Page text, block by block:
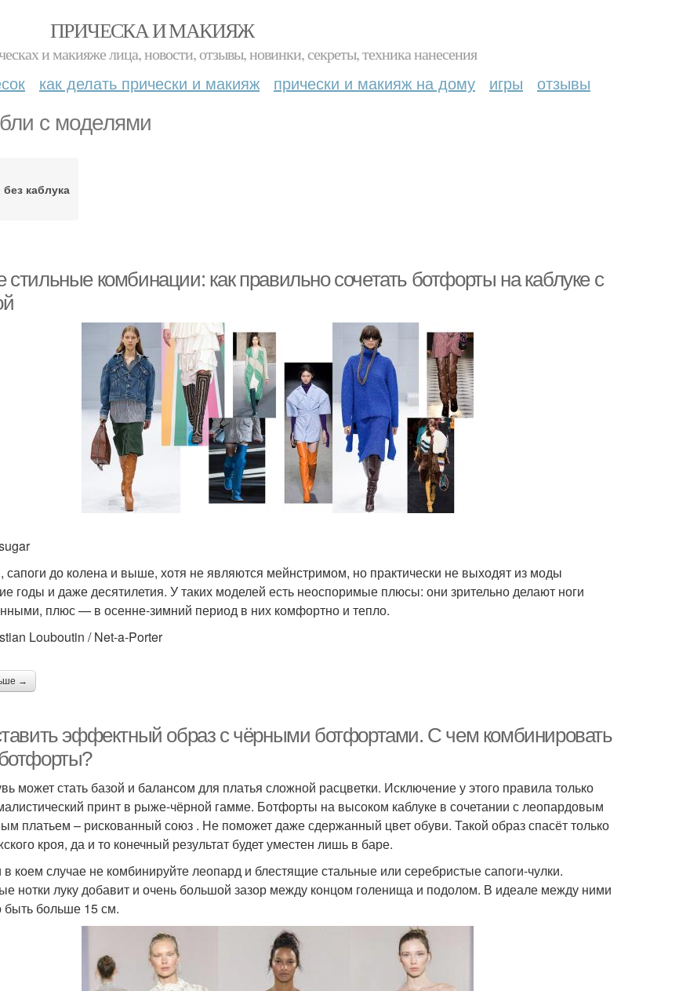
ПРИЧЕСКА И МАКИЯЖ
и макияже лица, новости, отзывы, новинки, секреты, техника нанесения
как делать прически и макияж прически и макияж на дому игры отзывы
с моделями
каблука
комбинации: как правильно сочетать ботфорты на каблуке с
до колена и выше, хотя не являются мейнстримом, но практически не выходят из моды
годы и даже десятилетия. У таких моделей есть неоспоримые плюсы: они зрительно делают ноги
плюс — в осенне-зимний период в них комфортно и тепло.
Louboutin / Net-a-Porter
→
эффектный образ с чёрными ботфортами. С чем комбинировать
может стать базой и балансом для платья сложной расцветки. Исключение у этого правила только
принт в рыже-чёрной гамме. Ботфорты на высоком каблуке в сочетании с леопардовым
платьем – рискованный союз . Не поможет даже сдержанный цвет обуви. Такой образ спасёт только
кроя, да и то конечный результат будет уместен лишь в баре.
коем случае не комбинируйте леопард и блестящие стальные или серебристые сапоги-чулки.
нотки луку добавит и очень большой зазор между концом голенища и подолом. В идеале между ними
быть больше 15 см.